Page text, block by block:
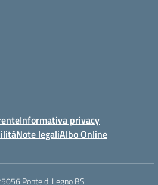
Informativa privacy
Note legaliAlbo Online
Ponte di Legno BS